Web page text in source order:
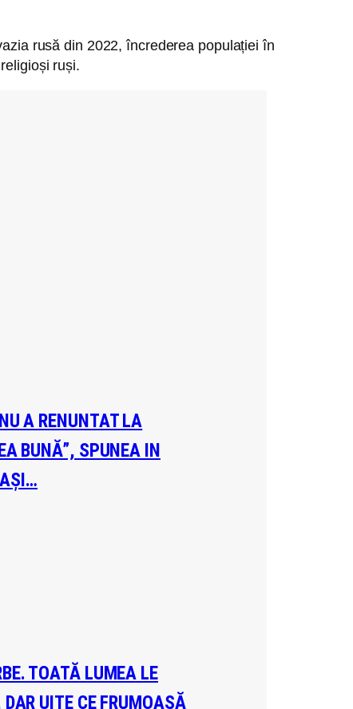
rusă din 2022, încrederea populației în
ruși.
A RENUNTAT LA
BUNĂ”, SPUNEA IN
TOATĂ LUMEA LE
UITE CE FRUMOASĂ